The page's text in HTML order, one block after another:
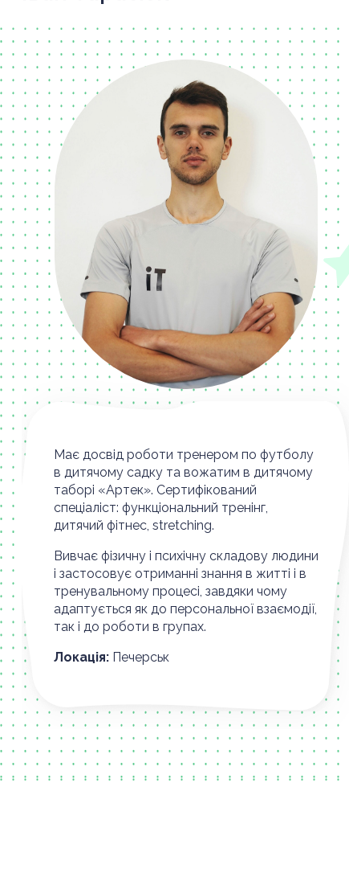
Має досвід роботи тренером по футболу
в дитячому садку та вожатим в дитячому
таборі «Артек». Сертифікований
спеціаліст: функціональний тренінг,
дитячий фітнес, stretching.
Вивчає фізичну і психічну складову людини
і застосовує отриманні знання в житті і в
тренувальному процесі, завдяки чому
адаптується як до персональної взаємодії,
так і до роботи в групах.
Локація: Печерськ